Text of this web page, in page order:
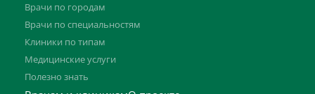
Врачи по городам
Врачи по специальностям
Клиники по типам
Медицинские услуги
Полезно знать